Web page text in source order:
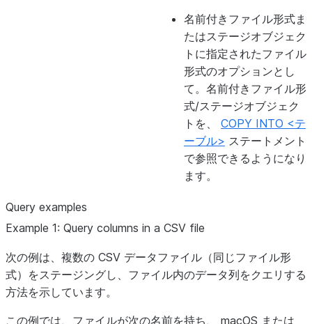
名前付きファイル形式ま
たはステージオブジェク
トに指定されたファイル
形式のオプションとし
て。名前付きファイル形
式/ステージオブジェク
トを、 COPY INTO <テ
ーブル> ステートメント
で参照できるようになり
ます。
Query examples
Example 1: Query columns in a CSV file
次の例は、複数の CSV データファイル（同じファイル形
式）をステージングし、ファイル内のデータ列をクエリする
方法を示しています。
この例では、ファイルが次の名前を持ち、 macOS または